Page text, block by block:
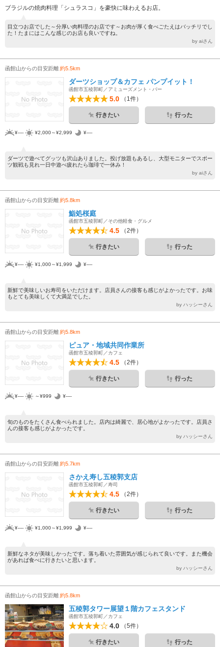
ブラジルの焼肉料理「シュラスコ」を豪快に味わえるお店。
目立つお店でした～分厚い肉料理のお店です～お肉が厚く食べごたえはバッチリでし
た！たまにはこんな感じのお店も良いですね。
by aiさん
函館山からの目安距離約5.5km
ダーツショップ＆カフェ パンプイット！
函館市五稜郭町／アミューズメント・バー
5.0 （1件）
行きたい 行った
¥---- ¥2,000～¥2,999 ¥----
ダーツで遊べてグッツも沢山ありました。投げ放題もあるし、大型モニターでスポー
ツ観戦も見れ一日中遊べ疲れたら珈琲で一休み！
by aiさん
函館山からの目安距離約5.8km
鮨処桜庭
函館市五稜郭町／その他軽食・グルメ
4.5 （2件）
行きたい 行った
¥---- ¥1,000～¥1,999 ¥----
新鮮で美味しいお寿司をいただけます。店員さんの接客も感じがよかったです。お味
もとても美味しくて大満足でした。
by ハッシーさん
函館山からの目安距離約5.8km
ピュア・地域共同作業所
函館市五稜郭町／カフェ
4.5 （2件）
行きたい 行った
¥---- ～¥999 ¥----
旬のものをたくさん食べられました。店内は綺麗で、居心地がよかったです。店員さ
んの接客も感じがよかったです。
by ハッシーさん
函館山からの目安距離約5.7km
さかえ寿し五稜郭支店
函館市五稜郭町／寿司
4.5 （2件）
行きたい 行った
¥---- ¥1,000～¥1,999 ¥----
新鮮なネタが美味しかったです。落ち着いた雰囲気が感じられて良いです。また機会
があれば食べに行きたいと思います。
by ハッシーさん
函館山からの目安距離約5.8km
五稜郭タワー展望１階カフェスタンド
函館市五稜郭町／カフェ
4.0 （5件）
行きたい 行った